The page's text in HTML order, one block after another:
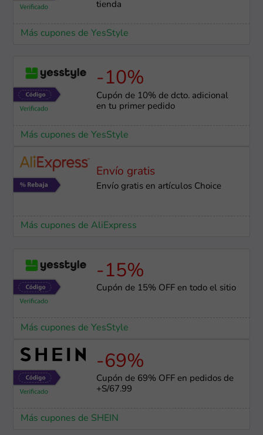
tienda
Más cupones de YesStyle
-10%
Cupón de 10% de dcto. adicional
en tu primer pedido
Más cupones de YesStyle
Envío gratis
Envío gratis en artículos Choice
Más cupones de AliExpress
-15%
Cupón de 15% OFF en todo el sitio
Más cupones de YesStyle
-69%
Cupón de 69% OFF en pedidos de
+S/67.99
Más cupones de SHEIN